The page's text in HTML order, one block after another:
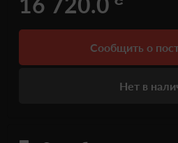
Сообщить о
Нет в